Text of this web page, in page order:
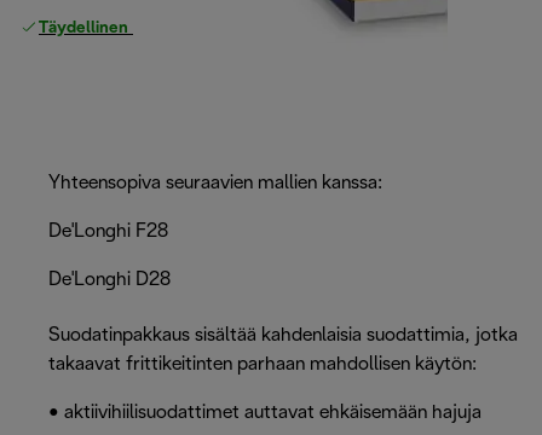
Täydellinen valmistajan takuu
Yhteensopiva seuraavien mallien kanssa:
De'Longhi F28
De'Longhi D28
Suodatinpakkaus sisältää kahdenlaisia suodattimia, jotka
takaavat frittikeitinten parhaan mahdollisen käytön:
• aktiivihiilisuodattimet auttavat ehkäisemään hajuja